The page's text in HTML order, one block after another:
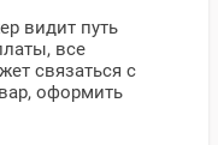
видит путь
все
связаться с
оформить